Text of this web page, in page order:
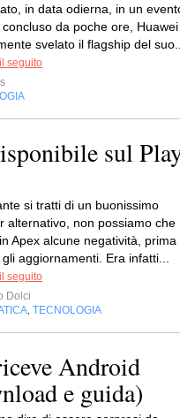
in data odierna, in un
da poche ore, Huawei
svelato il flagship del
seguito
sul
si tratti di un buonissimo
alternativo, non possiamo che
Apex alcune negatività, prima
aggiornamenti. Era infatti...
seguito
Dolci
TECNOLOGIA
Android
e guida)